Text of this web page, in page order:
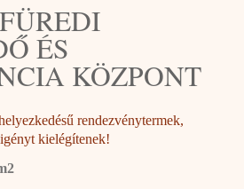
ÉS
KÖZPONT
rendezvénytermek,
kielégítenek!